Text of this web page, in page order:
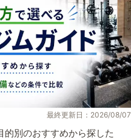
最終更新日：2026/08/07
的別のおすすめから探した